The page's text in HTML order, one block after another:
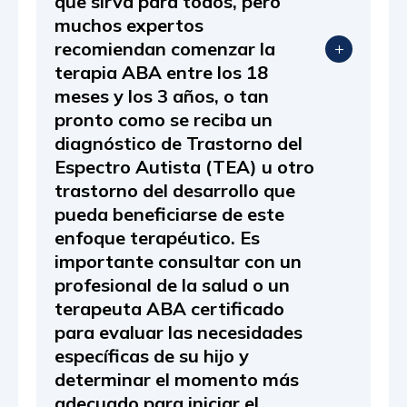
muchos expertos
recomiendan comenzar la
terapia ABA entre los 18
meses y los 3 años, o tan
pronto como se reciba un
diagnóstico de Trastorno del
Espectro Autista (TEA) u otro
trastorno del desarrollo que
pueda beneficiarse de este
enfoque terapéutico. Es
importante consultar con un
profesional de la salud o un
terapeuta ABA certificado
para evaluar las necesidades
específicas de su hijo y
determinar el momento más